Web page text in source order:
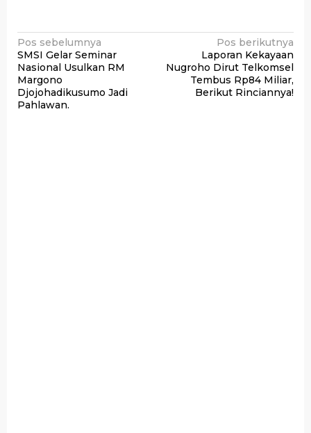
Navigasi
pos
Pos sebelumnya
SMSI Gelar Seminar
Nasional Usulkan RM
Margono
Djojohadikusumo Jadi
Pahlawan.
Pos berikutnya
Laporan Kekayaan
Nugroho Dirut Telkomsel
Tembus Rp84 Miliar,
Berikut Rinciannya!